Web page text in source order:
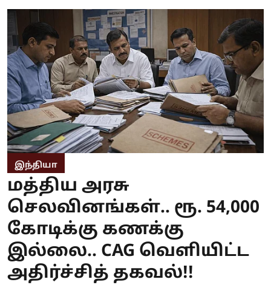
இந்தியா
மத்திய அரசு
செலவினங்கள்.. ரூ. 54,000
கோடிக்கு கணக்கு
இல்லை.. CAG வெளியிட்ட
அதிர்ச்சித் தகவல்!!